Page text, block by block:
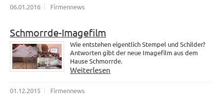
06.01.2016 Firmennews
Schmorrde-Imagefilm
Wie entstehen eigentlich Stempel und Schilder?
Antworten gibt der neue Imagefilm aus dem
Hause Schmorrde.
Weiterlesen
01.12.2015 Firmennews